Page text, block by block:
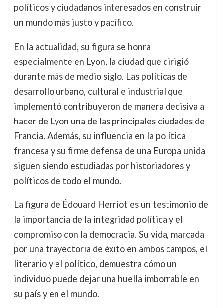
políticos y ciudadanos interesados en construir
un mundo más justo y pacífico.
En la actualidad, su figura se honra
especialmente en Lyon, la ciudad que dirigió
durante más de medio siglo. Las políticas de
desarrollo urbano, cultural e industrial que
implementó contribuyeron de manera decisiva a
hacer de Lyon una de las principales ciudades de
Francia. Además, su influencia en la política
francesa y su firme defensa de una Europa unida
siguen siendo estudiadas por historiadores y
políticos de todo el mundo.
La figura de Édouard Herriot es un testimonio de
la importancia de la integridad política y el
compromiso con la democracia. Su vida, marcada
por una trayectoria de éxito en ambos campos, el
literario y el político, demuestra cómo un
individuo puede dejar una huella imborrable en
su país y en el mundo.